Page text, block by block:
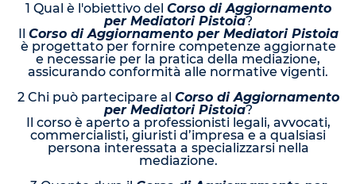
1 Qual è l'obiettivo del Corso di Aggiornamento
per Mediatori Pistoia?
Corso di Aggiornamento per Mediatori Pistoia
è progettato per fornire competenze aggiornate
e necessarie per la pratica della mediazione,
assicurando conformità alle normative vigenti.
2 Chi può partecipare al Corso di Aggiornamento
per Mediatori Pistoia?
Il corso è aperto a professionisti legali, avvocati,
commercialisti, giuristi d’impresa e a qualsiasi
persona interessata a specializzarsi nella
mediazione.